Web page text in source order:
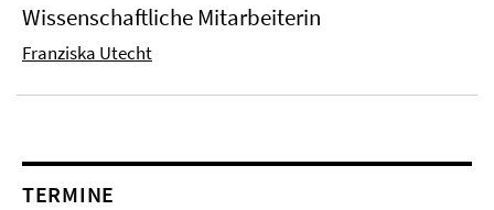
Wissenschaftliche Mitarbeiterin
Franziska Utecht
TERMINE